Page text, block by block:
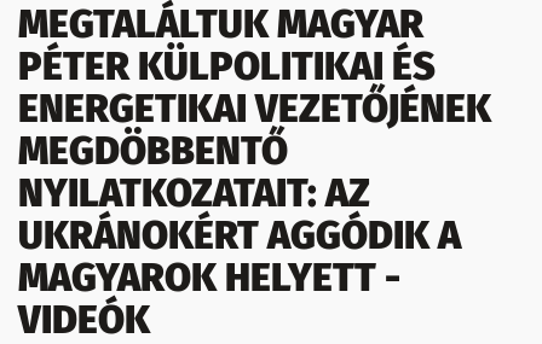
MEGTALÁLTUK MAGYAR
PÉTER KÜLPOLITIKAI ÉS
ENERGETIKAI VEZETŐJÉNEK
MEGDÖBBENTŐ
NYILATKOZATAIT: AZ
UKRÁNOKÉRT AGGÓDIK A
MAGYAROK HELYETT -
VIDEÓK